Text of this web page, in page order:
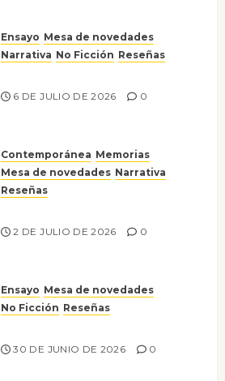
Ensayo Mesa de novedades
Narrativa No Ficción Reseñas
6 DE JULIO DE 2026 0
Contemporánea Memorias
Mesa de novedades Narrativa
Reseñas
2 DE JULIO DE 2026 0
Ensayo Mesa de novedades
No Ficción Reseñas
30 DE JUNIO DE 2026 0